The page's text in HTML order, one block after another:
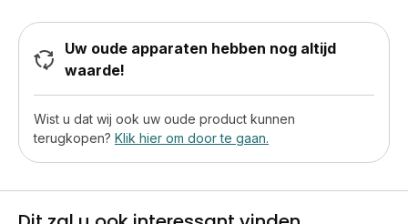
Uw oude apparaten hebben nog altijd
waarde!
Wist u dat wij ook uw oude product kunnen
terugkopen? Klik hier om door te gaan.